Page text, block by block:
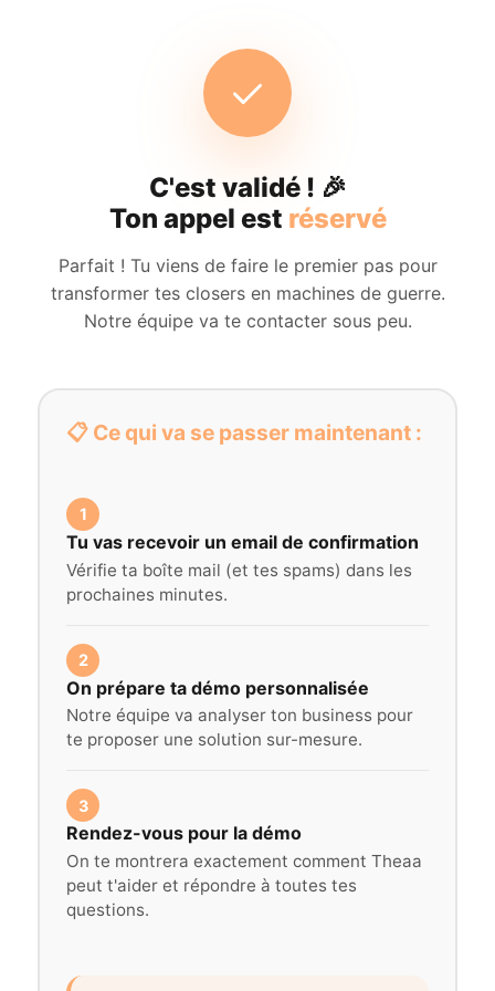
C'est validé ! 🎉
Ton appel est réservé
Parfait ! Tu viens de faire le premier pas pour
transformer tes closers en machines de guerre.
Notre équipe va te contacter sous peu.
📋 Ce qui va se passer maintenant :
1
Tu vas recevoir un email de confirmation
Vérifie ta boîte mail (et tes spams) dans les
prochaines minutes.
2
On prépare ta démo personnalisée
Notre équipe va analyser ton business pour
te proposer une solution sur-mesure.
3
Rendez-vous pour la démo
On te montrera exactement comment Theaa
peut t'aider et répondre à toutes tes
questions.